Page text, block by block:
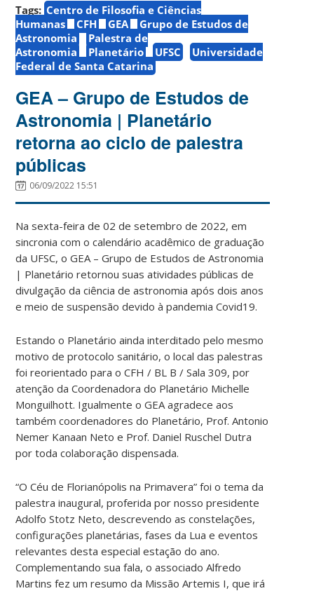
Tags: Centro de Filosofia e Ciências
Humanas
CFH GEA
Grupo de Estudos de
Astronomia
Palestra de
Astronomia
Planetário UFSC
Universidade
Federal de Santa Catarina
GEA – Grupo de Estudos de
Astronomia | Planetário
retorna ao ciclo de palestra
públicas
06/09/2022 15:51
Na sexta-feira de 02 de setembro de 2022, em
sincronia com o calendário acadêmico de graduação
da UFSC, o GEA – Grupo de Estudos de Astronomia
| Planetário retornou suas atividades públicas de
divulgação da ciência de astronomia após dois anos
e meio de suspensão devido à pandemia Covid19.
Estando o Planetário ainda interditado pelo mesmo
motivo de protocolo sanitário, o local das palestras
foi reorientado para o CFH / BL B / Sala 309, por
atenção da Coordenadora do Planetário Michelle
Monguilhott. Igualmente o GEA agradece aos
também coordenadores do Planetário, Prof. Antonio
Nemer Kanaan Neto e Prof. Daniel Ruschel Dutra
por toda colaboração dispensada.
“O Céu de Florianópolis na Primavera” foi o tema da
palestra inaugural, proferida por nosso presidente
Adolfo Stotz Neto, descrevendo as constelações,
configurações planetárias, fases da Lua e eventos
relevantes desta especial estação do ano.
Complementando sua fala, o associado Alfredo
Martins fez um resumo da Missão Artemis I, que irá